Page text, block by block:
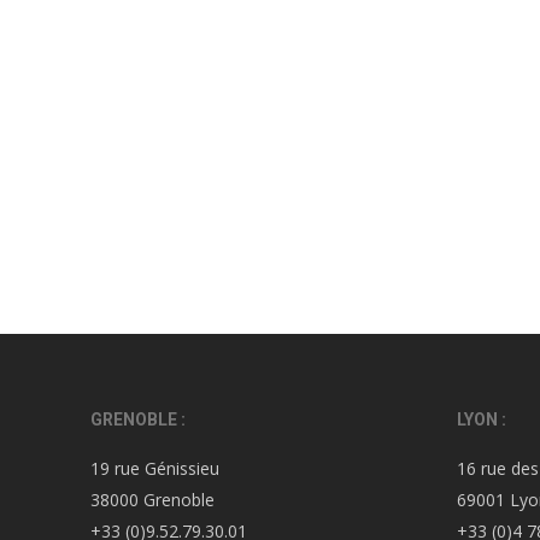
GRENOBLE :
19 rue Génissieu
38000 Grenoble
+33 (0)9.52.79.30.01
LYON :
16 rue
69001
+33 (0)4